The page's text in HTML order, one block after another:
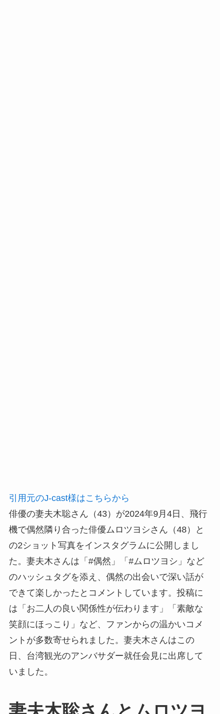
引用元のJ-cast様はこちらから
俳優の妻夫木聡さん（43）が2024年9月4日、飛行
機で偶然隣り合った俳優ムロツヨシさん（48）と
の2ショット写真をインスタグラムに公開しまし
た。妻夫木さんは「#偶然」「#ムロツヨシ」など
のハッシュタグを添え、偶然の出会いで深い話が
できて楽しかったとコメントしています。投稿に
は「お二人の良い関係性が伝わります」「素敵な
笑顔にほっこり」など、ファンからの温かいコメ
ントが多数寄せられました。妻夫木さんはこの
日、台湾観光のアンバサダー就任会見に出席して
いました。